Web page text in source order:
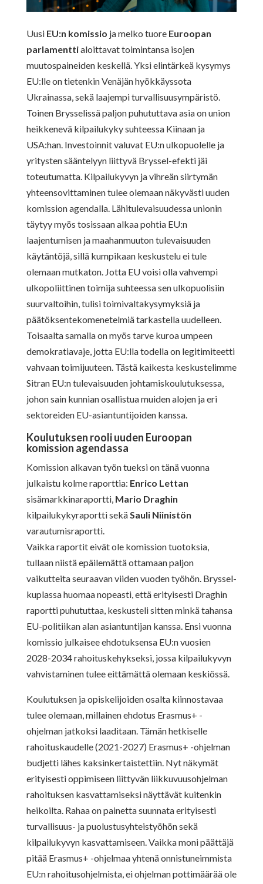
Uusi EU:n komissio ja melko tuore Euroopan
parlamenttialoittavat toimintansa isojen
muutospaineiden keskellä. Yksi elintärkeä kysymys
EU:lle on tietenkin Venäjän hyökkäyssota
Ukrainassa, sekä laajempi turvallisuusympäristö.
Toinen Brysselissä paljon puhututtava asia on union
heikkenevä kilpailukyky suhteessa Kiinaan ja
USA:han. Investoinnit valuvat EU:n ulkopuolelle ja
yritysten sääntelyyn liittyvä Bryssel-efekti jäi
toteutumatta. Kilpailukyvyn ja vihreän siirtymän
yhteensovittaminen tulee olemaan näkyvästi uuden
komission agendalla. Lähitulevaisuudessa unionin
täytyy myös tosissaan alkaa pohtia EU:n
laajentumisen ja maahanmuuton tulevaisuuden
käytäntöjä, sillä kumpikaan keskustelu ei tule
olemaan mutkaton. Jotta EU voisi olla vahvempi
ulkopoliittinen toimija suhteessa sen ulkopuolisiin
suurvaltoihin, tulisi toimivaltakysymyksiä ja
päätöksentekomenetelmiä tarkastella uudelleen.
Toisaalta samalla on myös tarve kuroa umpeen
demokratiavaje, jotta EU:lla todella on legitimiteetti
vahvaan toimijuuteen. Tästä kaikesta keskustelimme
Sitran EU:n tulevaisuuden johtamiskoulutuksessa,
johon sain kunnian osallistua muiden alojen ja eri
sektoreiden EU-asiantuntijoiden kanssa.
Koulutuksen rooli uuden Euroopan
komission agendassa
Komission alkavan työn tueksi on tänä vuonna
julkaistu kolme raporttia: Enrico Lettan
sisämarkkinaraportti, Mario Draghin
kilpailukykyraportti sekä Sauli Niinistön
varautumisraportti.
Vaikka raportit eivät ole komission tuotoksia,
tullaan niistä epäilemättä ottamaan paljon
vaikutteita seuraavan viiden vuoden työhön. Bryssel-
kuplassa huomaa nopeasti, että erityisesti Draghin
raportti puhututtaa, keskusteli sitten minkä tahansa
EU-politiikan alan asiantuntijan kanssa. Ensi vuonna
komissio julkaisee ehdotuksensa EU:n vuosien
2028-2034 rahoituskehykseksi, jossa kilpailukyvyn
vahvistaminen tulee eittämättä olemaan keskiössä.
Koulutuksen ja opiskelijoiden osalta kiinnostavaa
tulee olemaan, millainen ehdotus Erasmus+ -
ohjelman jatkoksi laaditaan. Tämän hetkiselle
rahoituskaudelle (2021-2027) Erasmus+ -ohjelman
budjetti lähes kaksinkertaistettiin. Nyt näkymät
erityisesti oppimiseen liittyvän liikkuvuusohjelman
rahoituksen kasvattamiseksi näyttävät kuitenkin
heikoilta. Rahaa on painetta suunnata erityisesti
turvallisuus- ja puolustusyhteistyöhön sekä
kilpailukyvyn kasvattamiseen. Vaikka moni päättäjä
pitää Erasmus+ -ohjelmaa yhtenä onnistuneimmista
EU:n rahoitusohjelmista, ei ohjelman pottimäärää ole